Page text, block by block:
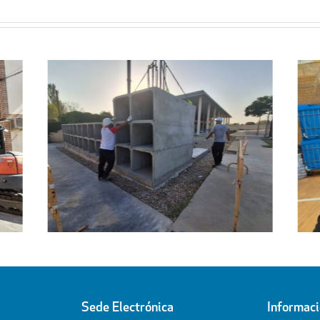
Regresa a sus hogares el centenar
de personas acogidas en el
Pabellón Cubierto
Sede Electrónica